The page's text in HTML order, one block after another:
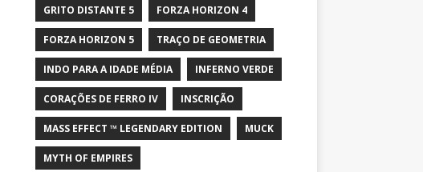
GRITO DISTANTE 5 FORZA HORIZON 4
FORZA HORIZON 5 TRAÇO DE GEOMETRIA
INDO PARA A IDADE MÉDIA INFERNO VERDE
CORAÇÕES DE FERRO IV INSCRIÇÃO
MASS EFFECT ™ LEGENDARY EDITION MUCK
MYTH OF EMPIRES